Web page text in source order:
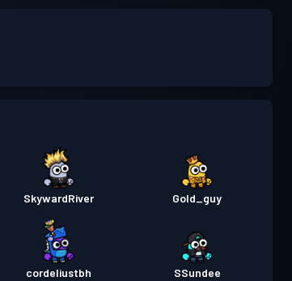
SkywardRiver Gold_guy
cordeliustbh SSundee